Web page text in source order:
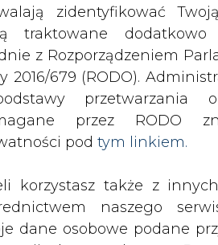
ZMIANY
zidentyfikować
traktowane
z Rozporządzeniem
2016/679 (RODO).
przetwarzania
przez RODO
pod tym linkiem.
korzystasz także z
naszego
dane osobowe podane
buduje sieć w Lublinie
drukuj